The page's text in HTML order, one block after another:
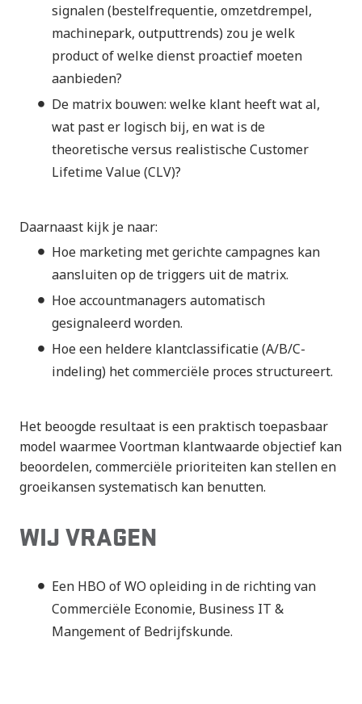
signalen (bestelfrequentie, omzetdrempel,
machinepark, outputtrends) zou je welk
product of welke dienst proactief moeten
aanbieden?
De matrix bouwen: welke klant heeft wat al,
wat past er logisch bij, en wat is de
theoretische versus realistische Customer
Lifetime Value (CLV)?
Daarnaast kijk je naar:
Hoe marketing met gerichte campagnes kan
aansluiten op de triggers uit de matrix.
Hoe accountmanagers automatisch
gesignaleerd worden.
Hoe een heldere klantclassificatie (A/B/C-
indeling) het commerciële proces structureert.
Het beoogde resultaat is een praktisch toepasbaar
model waarmee Voortman klantwaarde objectief kan
beoordelen, commerciële prioriteiten kan stellen en
groeikansen systematisch kan benutten.
WIJ VRAGEN
Een HBO of WO opleiding in de richting van
Commerciële Economie, Business IT &
Mangement of Bedrijfskunde.